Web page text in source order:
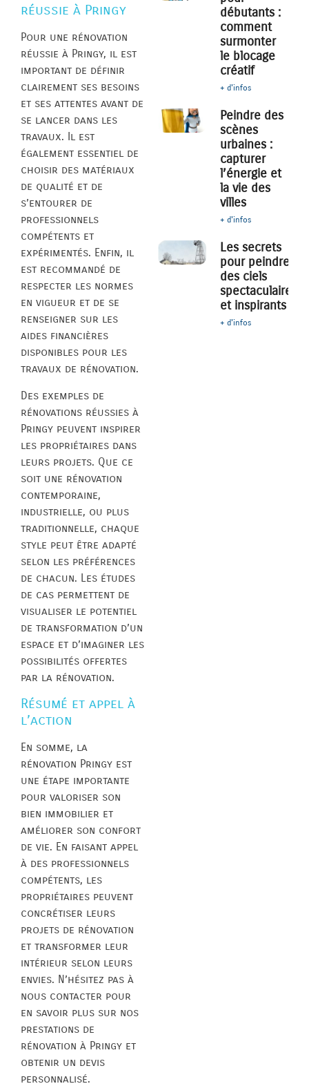
réussie à Pringy
Pour une rénovation
réussie à Pringy, il est
important de définir
clairement ses besoins
et ses attentes avant de
se lancer dans les
travaux. Il est
également essentiel de
choisir des matériaux
de qualité et de
s’entourer de
professionnels
compétents et
expérimentés. Enfin, il
est recommandé de
respecter les normes
en vigueur et de se
renseigner sur les
aides financières
disponibles pour les
travaux de rénovation.
Des exemples de
rénovations réussies à
Pringy peuvent inspirer
les propriétaires dans
leurs projets. Que ce
soit une rénovation
contemporaine,
industrielle, ou plus
traditionnelle, chaque
style peut être adapté
selon les préférences
de chacun. Les études
de cas permettent de
visualiser le potentiel
de transformation d’un
espace et d’imaginer les
possibilités offertes
par la rénovation.
Résumé et appel à
l’action
En somme, la
rénovation Pringy est
une étape importante
pour valoriser son
bien immobilier et
améliorer son confort
de vie. En faisant appel
à des professionnels
compétents, les
propriétaires peuvent
concrétiser leurs
projets de rénovation
et transformer leur
intérieur selon leurs
envies. N’hésitez pas à
nous contacter pour
en savoir plus sur nos
prestations de
rénovation à Pringy et
obtenir un devis
personnalisé.
débutants :
comment
surmonter
le blocage
créatif
+ d'infos
Peindre des
scènes
urbaines :
capturer
l’énergie et
la vie des
villes
+ d'infos
Les secrets
pour peindre
des ciels
spectaculaires
et inspirants
+ d'infos